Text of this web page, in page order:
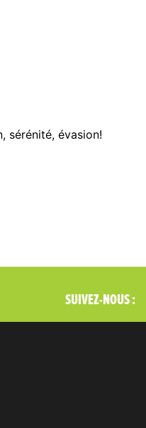
sérénité, évasion!
SUIVEZ-NOUS :